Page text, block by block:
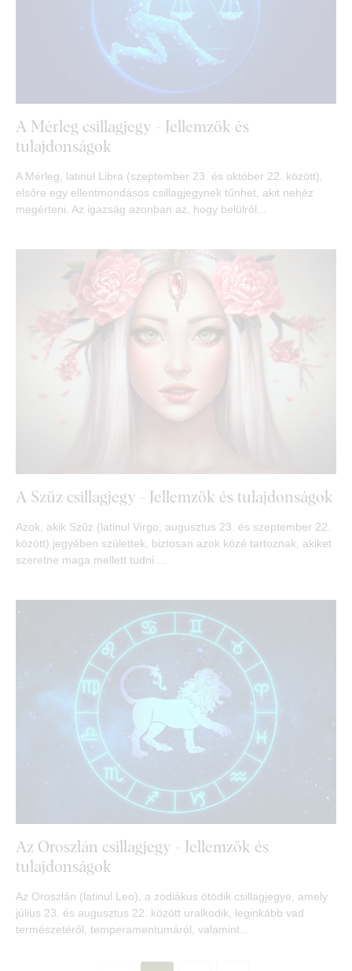
A Mérleg csillagjegy - Jellemzők és
tulajdonságok
A Mérleg, latinul Libra (szeptember 23. és október 22. között),
elsőre egy ellentmondásos csillagjegynek tűnhet, akit nehéz
megérteni. Az igazság azonban az, hogy belülről...
A Szűz csillagjegy - Jellemzők és tulajdonságok
Azok, akik Szűz (latinul Virgo, augusztus 23. és szeptember 22.
között) jegyében születtek, biztosan azok közé tartoznak, akiket
szeretne maga mellett tudni....
Az Oroszlán csillagjegy - Jellemzők és
tulajdonságok
Az Oroszlán (latinul Leo), a zodiákus ötödik csillagjegye, amely
július 23. és augusztus 22. között uralkodik, leginkább vad
természetéről, temperamentumáról, valamint...